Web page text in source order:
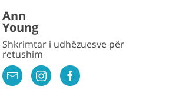
Ann
Young
Shkrimtar i udhëzuesve për
retushim